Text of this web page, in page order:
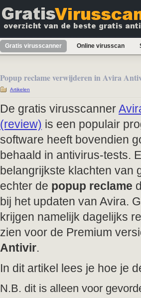
Gratis virusscanner Online virusscan
Popup reclame verwijderen in Avira
Artikelen
De gratis virusscanner
(review) is een populair
software heeft bovendien
behaald in antivirus-tests.
belangrijkste klachten van
echter de popup reclame
bij het updaten van Avira.
krijgen namelijk dagelijks
zien voor de Premium
Antivir.
In dit artikel lees je hoe je
N.B. dit is alleen voor